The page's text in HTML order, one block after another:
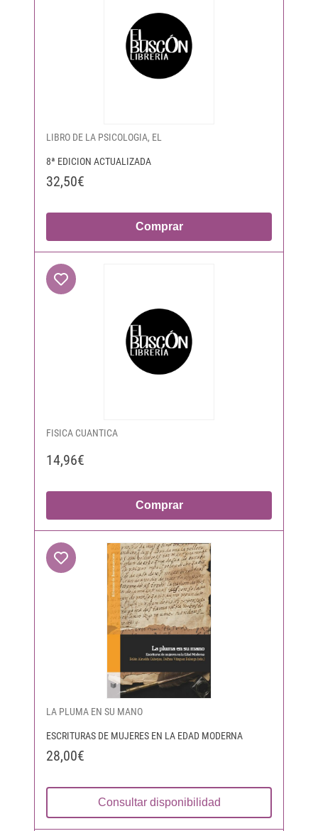
LIBRO DE LA PSICOLOGIA, EL
8ª EDICION ACTUALIZADA
32,50€
Comprar
FISICA CUANTICA
14,96€
Comprar
LA PLUMA EN SU MANO
ESCRITURAS DE MUJERES EN LA EDAD MODERNA
28,00€
Consultar disponibilidad